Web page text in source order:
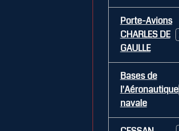
Porte-Avions
CHARLES DE
GAULLE
Bases de
l'Aéronautique
navale